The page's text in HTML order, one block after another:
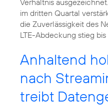
im dritten Quartal
die Zuverlässigkeit des
LTE-Abdeckung stieg
Anhaltend
nach
treibt